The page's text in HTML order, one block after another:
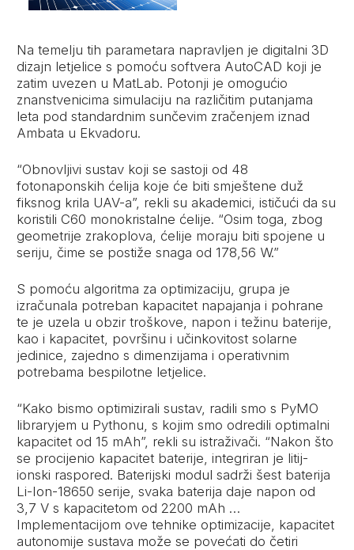
Na temelju tih parametara napravljen je digitalni 3D
dizajn letjelice s pomoću softvera AutoCAD koji je
zatim uvezen u MatLab. Potonji je omogućio
znanstvenicima simulaciju na različitim putanjama
leta pod standardnim sunčevim zračenjem iznad
Ambata u Ekvadoru.
“Obnovljivi sustav koji se sastoji od 48
fotonaponskih ćelija koje će biti smještene duž
fiksnog krila UAV-a”, rekli su akademici, ističući da su
koristili C60 monokristalne ćelije. “Osim toga, zbog
geometrije zrakoplova, ćelije moraju biti spojene u
seriju, čime se postiže snaga od 178,56 W.”
S pomoću algoritma za optimizaciju, grupa je
izračunala potreban kapacitet napajanja i pohrane
te je uzela u obzir troškove, napon i težinu baterije,
kao i kapacitet, površinu i učinkovitost solarne
jedinice, zajedno s dimenzijama i operativnim
potrebama bespilotne letjelice.
“Kako bismo optimizirali sustav, radili smo s PyMO
libraryjem u Pythonu, s kojim smo odredili optimalni
kapacitet od 15 mAh”, rekli su istraživači. “Nakon što
se procijenio kapacitet baterije, integriran je litij-
ionski raspored. Baterijski modul sadrži šest baterija
Li-Ion-18650 serije, svaka baterija daje napon od
3,7 V s kapacitetom od 2200 mAh …
Implementacijom ove tehnike optimizacije, kapacitet
autonomije sustava može se povećati do četiri